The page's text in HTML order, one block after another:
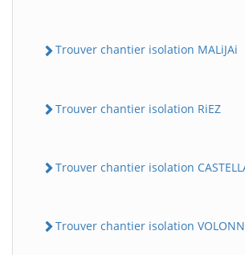
Trouver chantier isolation MALiJAi
Trouver chantier isolation RiEZ
Trouver chantier isolation
Trouver chantier isolation